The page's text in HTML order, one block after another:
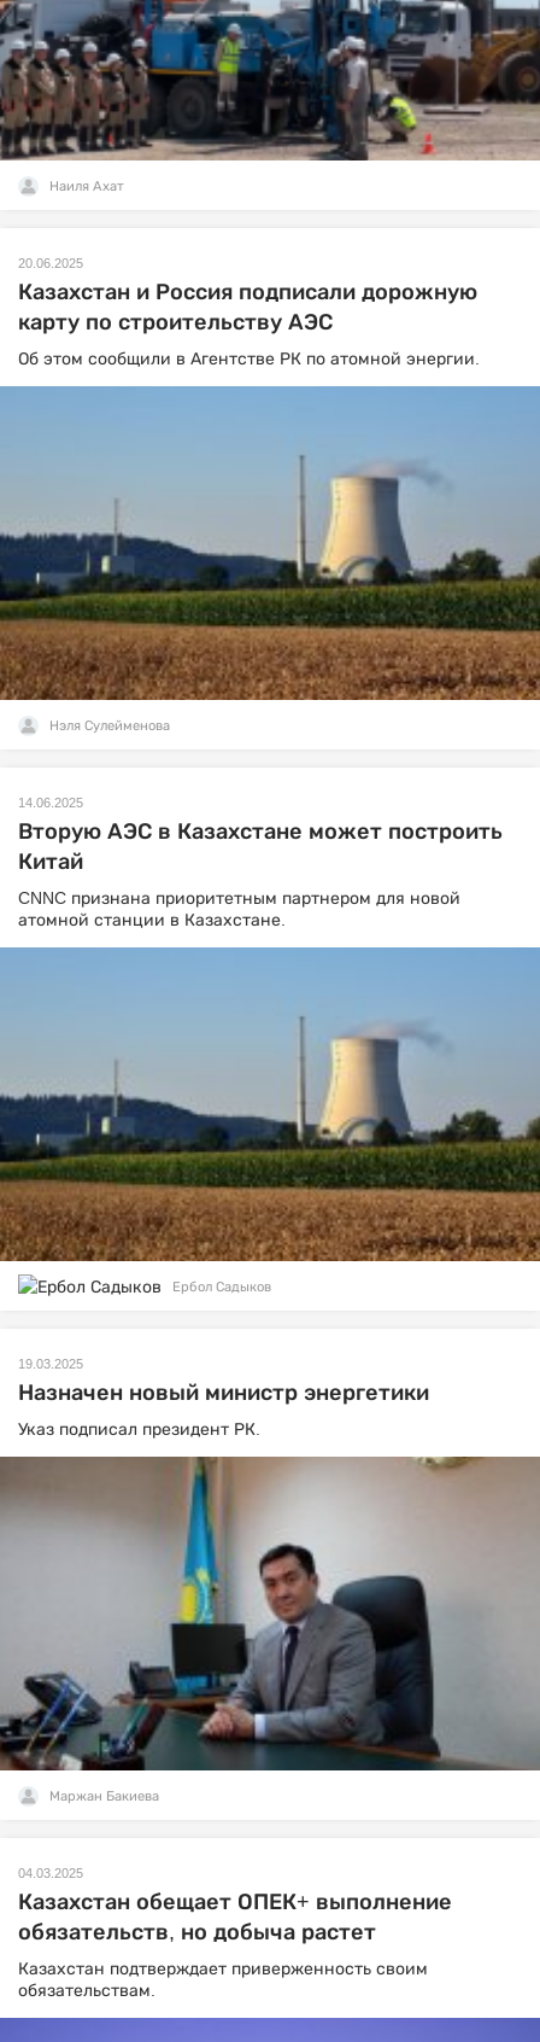
Наиля Ахат
20.06.2025
Казахстан и Россия подписали дорожную
карту по строительству АЭС
Об этом сообщили в Агентстве РК по атомной энергии.
Нэля Сулейменова
14.06.2025
Вторую АЭС в Казахстане может построить
Китай
CNNC признана приоритетным партнером для новой
атомной станции в Казахстане.
Ербол Садыков
19.03.2025
Назначен новый министр энергетики
Указ подписал президент РК.
Маржан Бакиева
04.03.2025
Казахстан обещает ОПЕК+ выполнение
обязательств, но добыча растет
Казахстан подтверждает приверженность своим
обязательствам.